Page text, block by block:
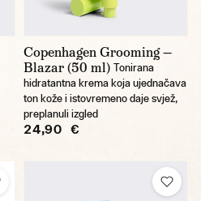
Copenhagen Grooming —
Blazar (50 ml) Tonirana
hidratantna krema koja ujednačava
ton kože i istovremeno daje svjež,
preplanuli izgled
24,90 €